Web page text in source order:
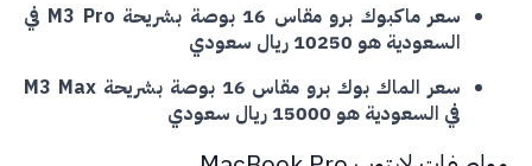
سعر ماكبوك برو مقاس 16 بوصة بشريحة M3 Pro في
السعودية هو 10250 ريال سعودي
سعر الماك بوك برو مقاس 16 بوصة بشريحة M3 Max
في السعودية هو 15000 ريال سعودي